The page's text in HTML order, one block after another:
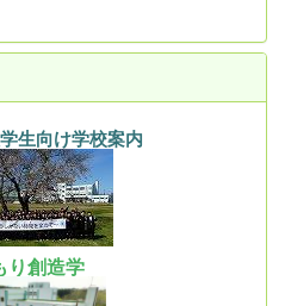
生向け学校案内
り創造学